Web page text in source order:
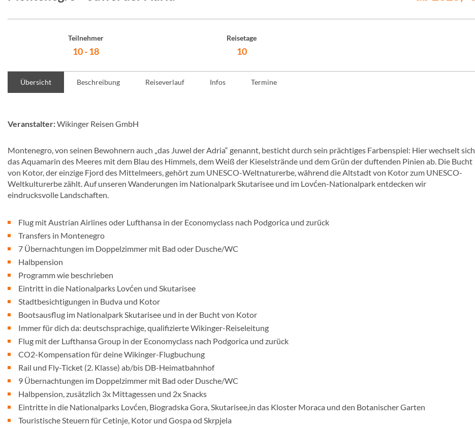
Teilnehmer
10 - 18
Reisetage
10
Übersicht Beschreibung Reiseverlauf Infos Termine
Veranstalter:Wikinger Reisen GmbH
Montenegro, von seinen Bewohnern auch „das Juwel der Adria“ genannt, besticht durch sein prächtiges Farbenspiel: Hier wechselt sich
das Aquamarin des Meeres mit dem Blau des Himmels, dem Weiß der Kieselstrände und dem Grün der duftenden Pinien ab. Die Bucht
von Kotor, der einzige Fjord des Mittelmeers, gehört zum UNESCO-Weltnaturerbe, während die Altstadt von Kotor zum UNESCO-
Weltkulturerbe zählt. Auf unseren Wanderungen im Nationalpark Skutarisee und im Lovćen-Nationalpark entdecken wir
eindrucksvolle Landschaften.
Flug mit Austrian Airlines oder Lufthansa in der Economyclass nach Podgorica und zurück
Transfers in Montenegro
7 Übernachtungen im Doppelzimmer mit Bad oder Dusche/WC
Halbpension
Programm wie beschrieben
Eintritt in die Nationalparks Lovćen und Skutarisee
Stadtbesichtigungen in Budva und Kotor
Bootsausflug im Nationalpark Skutarisee und in der Bucht von Kotor
Immer für dich da: deutschsprachige, qualifizierte Wikinger-Reiseleitung
Flug mit der Lufthansa Group in der Economyclass nach Podgorica und zurück
CO2-Kompensation für deine Wikinger-Flugbuchung
Rail und Fly-Ticket (2. Klasse) ab/bis DB-Heimatbahnhof
9 Übernachtungen im Doppelzimmer mit Bad oder Dusche/WC
Halbpension, zusätzlich 3x Mittagessen und 2x Snacks
Eintritte in die Nationalparks Lovćen, Biogradska Gora, Skutarisee,in das Kloster Moraca und den Botanischer Garten
Touristische Steuern für Cetinje, Kotor und Gospa od Skrpjela